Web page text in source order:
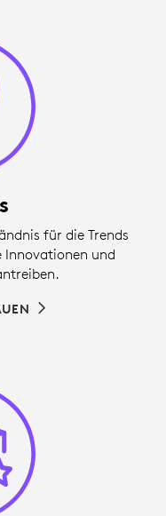
für die Trends
Innovationen und